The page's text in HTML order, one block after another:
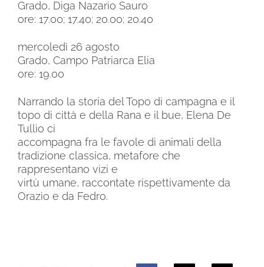
Grado, Diga Nazario Sauro
ore: 17.00; 17.40; 20.00; 20.40
mercoledì 26 agosto
Grado, Campo Patriarca Elia
ore: 19.00
Narrando la storia del Topo di campagna e il
topo di città e della Rana e il bue, Elena De
Tullio ci
accompagna fra le favole di animali della
tradizione classica, metafore che
rappresentano vizi e
virtù umane, raccontate rispettivamente da
Orazio e da Fedro.